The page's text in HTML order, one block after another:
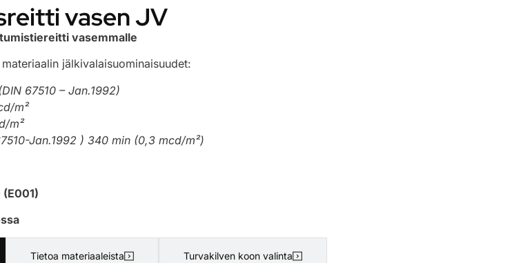
vasen JV
vasemmalle
jälkivalaisuominaisuudet:
67510 – Jan.1992)
m²
m²
Jan.1992 ) 340 min (0,3 mcd/m²)
(E001)
Tietoa materiaaleista Turvakilven koon valinta